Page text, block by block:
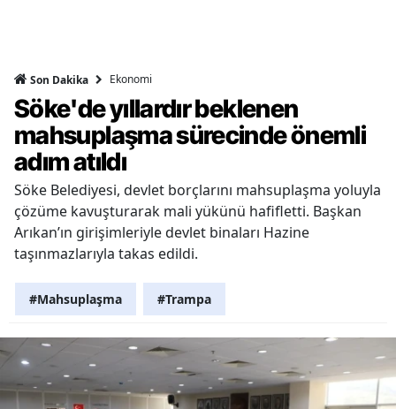
Son Dakika Ekonomi
Söke'de yıllardır beklenen
mahsuplaşma sürecinde önemli
adım atıldı
Söke Belediyesi, devlet borçlarını mahsuplaşma yoluyla
çözüme kavuşturarak mali yükünü hafifletti. Başkan
Arıkan’ın girişimleriyle devlet binaları Hazine
taşınmazlarıyla takas edildi.
#Mahsuplaşma #Trampa